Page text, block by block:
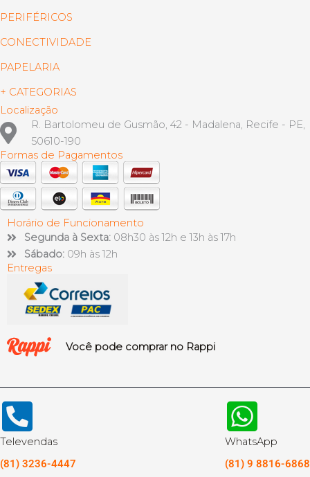
PERIFÉRICOS
CONECTIVIDADE
PAPELARIA
+ CATEGORIAS
Localização
R. Bartolomeu de Gusmão, 42 - Madalena, Recife - PE,
50610-190
Formas de Pagamentos
Horário de Funcionamento
Segunda à Sexta: 08h30 às 12h e 13h às 17h
Sábado: 09h às 12h
Entregas
Você pode comprar no Rappi
Televendas
(81) 3236-4447
WhatsApp
(81) 9 8816-6868